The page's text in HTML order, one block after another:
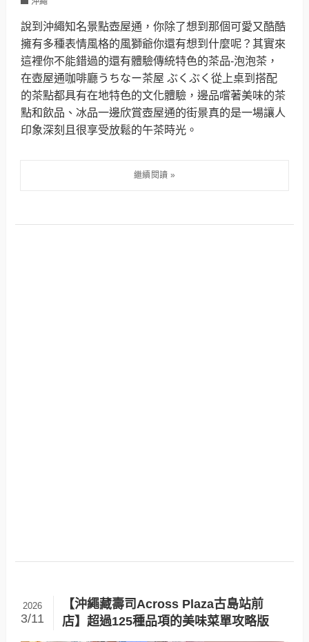
說到沖繩知名景點壺屋通，你除了想到那個可愛又酷酷
擁有多種表情風格的風獅爺你還有想到什麼呢？其實來
這裡你不能錯過的還有體驗傳統特色的茶品-泡泡茶，
在壺屋通咖啡廳うちなー茶屋 ぶくぶく從上桌到搭配
的茶點都具有在地特色的文化體驗，邊品嚐著美味的茶
點和飲品、冰品一邊欣賞壺屋通的街景真的是一場讓人
印象深刻且很享受放鬆的午茶時光。
【沖繩藏壽司Across Plaza古島站前
店】超過125種品項的美味菜單攻略版
2026
3/11